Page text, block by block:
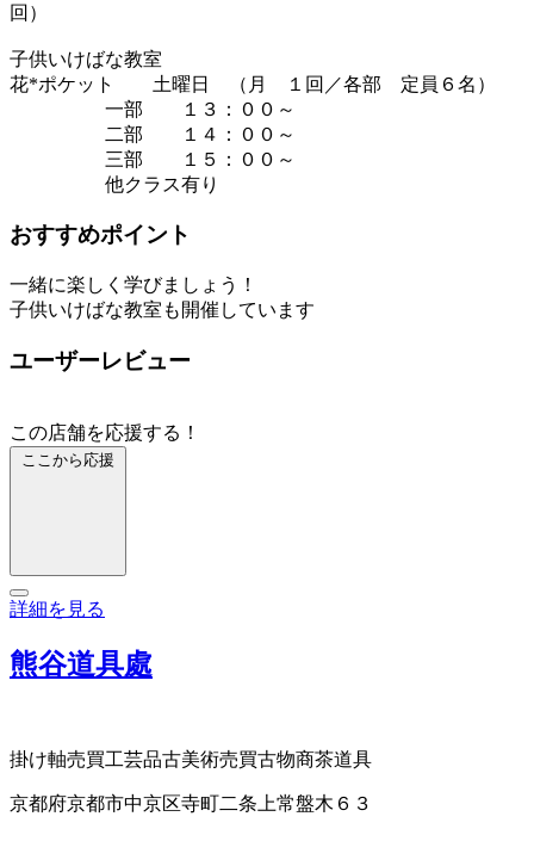
回）
子供いけばな教室
花*ポケット 土曜日 （月 １回／各部 定員６名）
一部 １３：００～
二部 １４：００～
三部 １５：００～
他クラス有り
おすすめポイント
一緒に楽しく学びましょう！
子供いけばな教室も開催しています
ユーザーレビュー
この店舗を応援する！
ここから応援
詳細を見る
熊谷道具處
掛け軸売買工芸品古美術売買古物商茶道具
京都府京都市中京区寺町二条上常盤木６３